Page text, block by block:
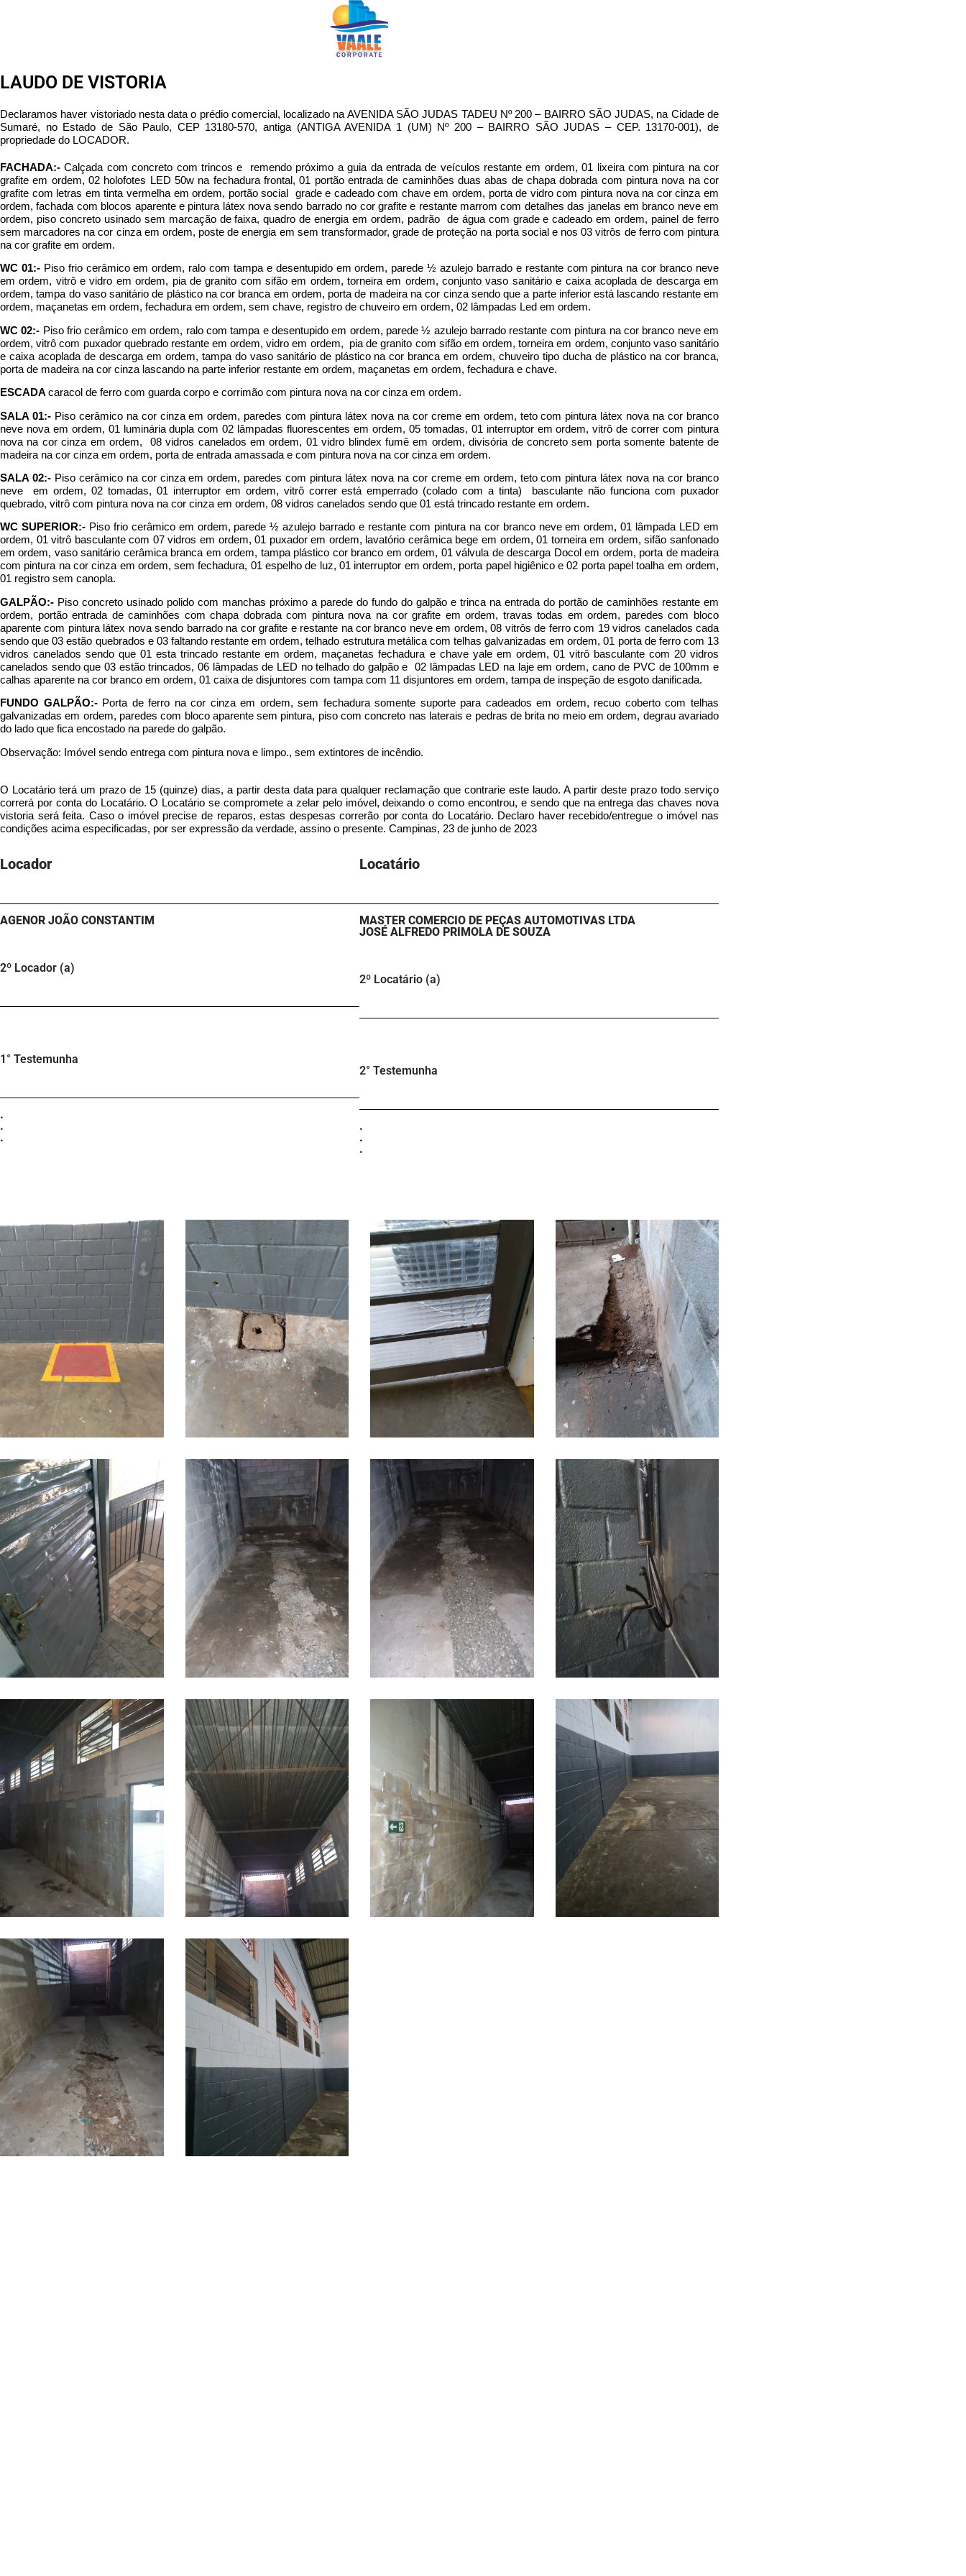
LAUDO DE VISTORIA
Declaramos haver vistoriado nesta data o prédio comercial, localizado na AVENIDA SÃO JUDAS TADEU Nº 200 – BAIRRO SÃO JUDAS, na Cidade de
Sumaré, no Estado de São Paulo, CEP 13180-570, antiga (ANTIGA AVENIDA 1 (UM) Nº 200 – BAIRRO SÃO JUDAS – CEP. 13170-001), de
propriedade do LOCADOR.
FACHADA:-Calçada com concreto com trincos e remendo próximo a guia da entrada de veículos restante em ordem, 01 lixeira com pintura na cor
grafite em ordem, 02 holofotes LED 50w na fechadura frontal, 01 portão entrada de caminhões duas abas de chapa dobrada com pintura nova na cor
grafite com letras em tinta vermelha em ordem, portão social grade e cadeado com chave em ordem, porta de vidro com pintura nova na cor cinza em
ordem, fachada com blocos aparente e pintura látex nova sendo barrado no cor grafite e restante marrom com detalhes das janelas em branco neve em
ordem, piso concreto usinado sem marcação de faixa, quadro de energia em ordem, padrão de água com grade e cadeado em ordem, painel de ferro
sem marcadores na cor cinza em ordem, poste de energia em sem transformador, grade de proteção na porta social e nos 03 vitrôs de ferro com pintura
na cor grafite em ordem.
WC 01:- Piso frio cerâmico em ordem, ralo com tampa e desentupido em ordem, parede ½ azulejo barrado e restante com pintura na cor branco neve
em ordem, vitrô e vidro em ordem, pia de granito com sifão em ordem, torneira em ordem, conjunto vaso sanitário e caixa acoplada de descarga em
ordem, tampa do vaso sanitário de plástico na cor branca em ordem, porta de madeira na cor cinza sendo que a parte inferior está lascando restante em
ordem, maçanetas em ordem, fechadura em ordem, sem chave, registro de chuveiro em ordem, 02 lâmpadas Led em ordem.
WC 02:- Piso frio cerâmico em ordem, ralo com tampa e desentupido em ordem, parede ½ azulejo barrado restante com pintura na cor branco neve em
ordem, vitrô com puxador quebrado restante em ordem, vidro em ordem, pia de granito com sifão em ordem, torneira em ordem, conjunto vaso sanitário
e caixa acoplada de descarga em ordem, tampa do vaso sanitário de plástico na cor branca em ordem, chuveiro tipo ducha de plástico na cor branca,
porta de madeira na cor cinza lascando na parte inferior restante em ordem, maçanetas em ordem, fechadura e chave.
ESCADA caracol de ferro com guarda corpo e corrimão com pintura nova na cor cinza em ordem.
SALA 01:-Piso cerâmico na cor cinza em ordem, paredes com pintura látex nova na cor creme em ordem, teto com pintura látex nova na cor branco
neve nova em ordem, 01 luminária dupla com 02 lâmpadas fluorescentes em ordem, 05 tomadas, 01 interruptor em ordem, vitrô de correr com pintura
nova na cor cinza em ordem, 08 vidros canelados em ordem, 01 vidro blindex fumê em ordem, divisória de concreto sem porta somente batente de
madeira na cor cinza em ordem, porta de entrada amassada e com pintura nova na cor cinza em ordem.
SALA 02:-Piso cerâmico na cor cinza em ordem, paredes com pintura látex nova na cor creme em ordem, teto com pintura látex nova na cor branco
neve em ordem, 02 tomadas, 01 interruptor em ordem, vitrô correr está emperrado (colado com a tinta) basculante não funciona com puxador
quebrado, vitrô com pintura nova na cor cinza em ordem, 08 vidros canelados sendo que 01 está trincado restante em ordem.
WC SUPERIOR:- Piso frio cerâmico em ordem, parede ½ azulejo barrado e restante com pintura na cor branco neve em ordem, 01 lâmpada LED em
ordem, 01 vitrô basculante com 07 vidros em ordem, 01 puxador em ordem, lavatório cerâmica bege em ordem, 01 torneira em ordem, sifão sanfonado
em ordem, vaso sanitário cerâmica branca em ordem, tampa plástico cor branco em ordem, 01 válvula de descarga Docol em ordem, porta de madeira
com pintura na cor cinza em ordem, sem fechadura, 01 espelho de luz, 01 interruptor em ordem, porta papel higiênico e 02 porta papel toalha em ordem,
01 registro sem canopla.
GALPÃO:- Piso concreto usinado polido com manchas próximo a parede do fundo do galpão e trinca na entrada do portão de caminhões restante em
ordem, portão entrada de caminhões com chapa dobrada com pintura nova na cor grafite em ordem, travas todas em ordem, paredes com bloco
aparente com pintura látex nova sendo barrado na cor grafite e restante na cor branco neve em ordem, 08 vitrôs de ferro com 19 vidros canelados cada
sendo que 03 estão quebrados e 03 faltando restante em ordem, telhado estrutura metálica com telhas galvanizadas em ordem, 01 porta de ferro com 13
vidros canelados sendo que 01 esta trincado restante em ordem, maçanetas fechadura e chave yale em ordem, 01 vitrô basculante com 20 vidros
canelados sendo que 03 estão trincados, 06 lâmpadas de LED no telhado do galpão e 02 lâmpadas LED na laje em ordem, cano de PVC de 100mm e
calhas aparente na cor branco em ordem, 01 caixa de disjuntores com tampa com 11 disjuntores em ordem, tampa de inspeção de esgoto danificada.
FUNDO GALPÃO:- Porta de ferro na cor cinza em ordem, sem fechadura somente suporte para cadeados em ordem, recuo coberto com telhas
galvanizadas em ordem, paredes com bloco aparente sem pintura, piso com concreto nas laterais e pedras de brita no meio em ordem, degrau avariado
do lado que fica encostado na parede do galpão.
Observação: Imóvel sendo entrega com pintura nova e limpo., sem extintores de incêndio.
O Locatário terá um prazo de 15 (quinze) dias, a partir desta data para qualquer reclamação que contrarie este laudo. A partir deste prazo todo serviço
correrá por conta do Locatário. O Locatário se compromete a zelar pelo imóvel, deixando o como encontrou, e sendo que na entrega das chaves nova
vistoria será feita. Caso o imóvel precise de reparos, estas despesas correrão por conta do Locatário. Declaro haver recebido/entregue o imóvel nas
condições acima especificadas, por ser expressão da verdade, assino o presente. Campinas, 23 de junho de 2023
Locador
AGENOR JOÃO CONSTANTIM
2º Locador (a)
1° Testemunha
.
.
.
Locatário​
MASTER COMERCIO DE PEÇAS AUTOMOTIVAS LTDA
JOSÉ ALFREDO PRIMOLA DE SOUZA
2º Locatário (a)
2° Testemunha
.
.
.